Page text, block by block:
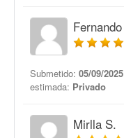
Submetido: 05/09/
estimada: Privado
Mirlla S.